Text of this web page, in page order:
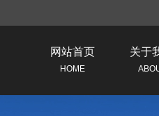
网站首页
HOME
关于